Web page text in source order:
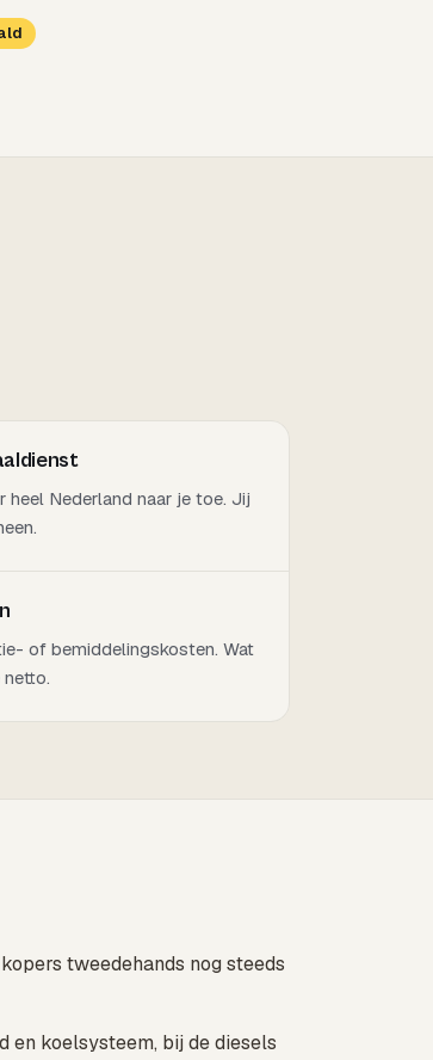
heel Nederland naar je toe. Jij
of bemiddelingskosten. Wat
tweedehands nog steeds
en koelsysteem, bij de diesels